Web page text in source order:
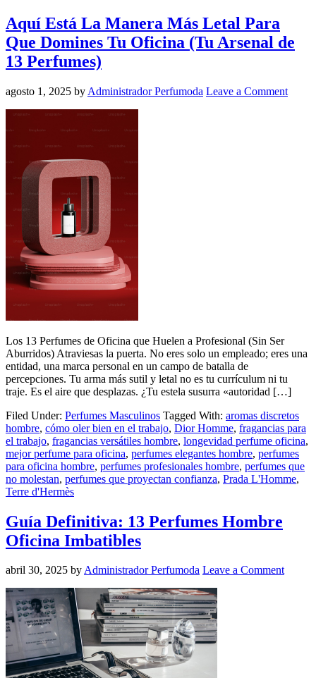
Aquí Está La Manera Más Letal Para
Que Domines Tu Oficina (Tu Arsenal de
13 Perfumes)
agosto 1, 2025 by Administrador Perfumoda Leave a Comment
Los 13 Perfumes de Oficina que Huelen a Profesional (Sin Ser
Aburridos) Atraviesas la puerta. No eres solo un empleado; eres una
entidad, una marca personal en un campo de batalla de
percepciones. Tu arma más sutil y letal no es tu currículum ni tu
traje. Es el aire que desplazas. ¿Tu estela susurra «autoridad […]
Filed Under: Perfumes Masculinos Tagged With: aromas discretos
hombre, cómo oler bien en el trabajo, Dior Homme, fragancias para
el trabajo, fragancias versátiles hombre, longevidad perfume oficina,
mejor perfume para oficina, perfumes elegantes hombre, perfumes
para oficina hombre, perfumes profesionales hombre, perfumes que
no molestan, perfumes que proyectan confianza, Prada L'Homme,
Terre d'Hermès
Guía Definitiva: 13 Perfumes Hombre
Oficina Imbatibles
abril 30, 2025 byAdministrador Perfumoda Leave a Comment